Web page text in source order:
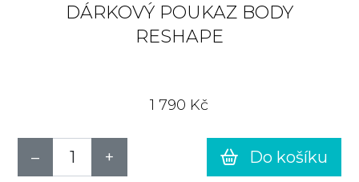
DÁRKOVÝ POUKAZ BODY
RESHAPE
1 790 Kč
Do košíku